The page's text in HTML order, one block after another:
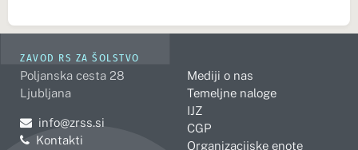
ZAVOD RS ZA ŠOLSTVO
Poljanska cesta 28
Ljubljana
Pošljite e-mail na
info@zrss.si
Kontakti
Mediji o nas
Temeljne naloge
IJZ
CGP
Organizacijske enote